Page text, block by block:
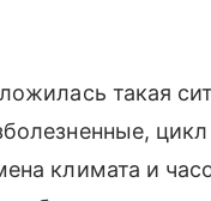
такая
климата и